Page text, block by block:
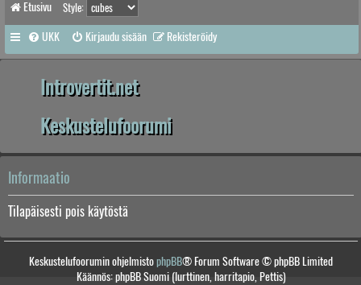
Etusivu Style:
UKK Kirjaudu sisään Rekisteröidy
Introvertit.net
Keskustelufoorumi
Informaatio
Tilapäisesti pois käytöstä
Keskustelufoorumin ohjelmistophpBB® Forum Software © phpBB Limited
Käännös: phpBB Suomi (lurttinen, harritapio, Pettis)